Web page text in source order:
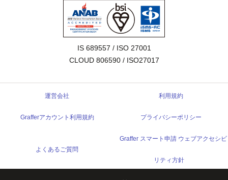
IS 689557 / ISO 27001
CLOUD 806590 / ISO27017
運営会社 利用規約
Grafferアカウント利用規約 プライバシーポリシー
よくあるご質問
Graffer スマート申請 ウェブアクセシビ
リティ方針